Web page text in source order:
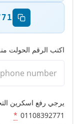
اكتب الرقم الحولت
يرجي رفع اسكرين
01108392771
*